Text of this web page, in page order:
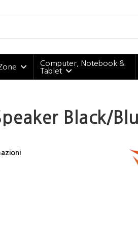
Computer, Notebook &
Tablet
Black/Blu